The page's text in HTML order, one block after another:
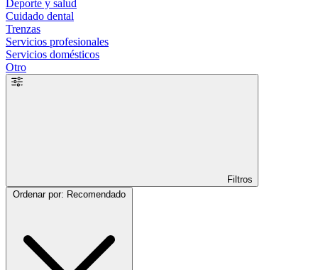
Deporte y salud
Cuidado dental
Trenzas
Servicios profesionales
Servicios domésticos
Otro
Filtros